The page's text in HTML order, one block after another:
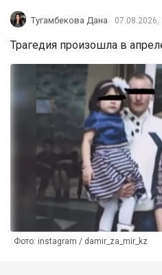
Тугамбекова Дана 07.08.2026,
Трагедия произошла в
Фото: instagram / damir_za_mir_kz